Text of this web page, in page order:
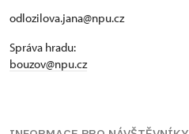
odlozilova.jana@npu.cz
Správa hradu:
bouzov@npu.cz